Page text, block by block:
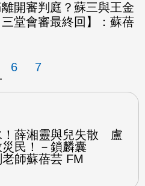
離開審判庭？蘇三與王金
堂會審最終回】：蘇蓓
6 7
！薛湘靈與兒失散 盧
民！－鎖麟囊
老師蘇蓓芸 FM